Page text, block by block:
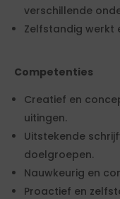
verschillende
Zelfstandig werkt
Competenties
Creatief en
uitingen.
Uitstekende
doelgroepen.
Nauwkeurig en
Proactief en